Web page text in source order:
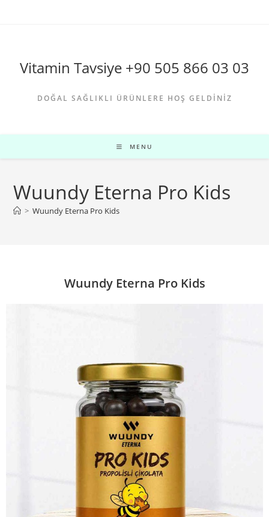
Vitamin Tavsiye +90 505 866 03 03
DOĞAL SAĞLIKLI ÜRÜNLERE HOŞ GELDINIZ
MENU
Wuundy Eterna Pro Kids
> Wuundy Eterna Pro Kids
Wuundy Eterna Pro Kids